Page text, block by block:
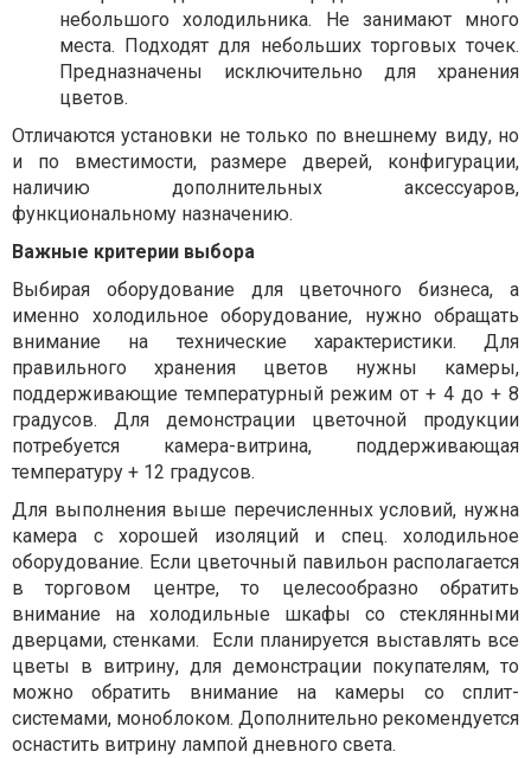
небольшого холодильника. Не занимают много
места. Подходят для небольших торговых точек.
Предназначены исключительно для хранения
цветов.
Отличаются установки не только по внешнему виду, но
и по вместимости, размере дверей, конфигурации,
наличию дополнительных аксессуаров,
функциональному назначению.
Важные критерии выбора
Выбирая оборудование для цветочного бизнеса, а
именно холодильное оборудование, нужно обращать
внимание на технические характеристики. Для
правильного хранения цветов нужны камеры,
поддерживающие температурный режим от + 4 до + 8
градусов. Для демонстрации цветочной продукции
потребуется камера-витрина, поддерживающая
температуру + 12 градусов.
Для выполнения выше перечисленных условий, нужна
камера с хорошей изоляций и спец. холодильное
оборудование. Если цветочный павильон располагается
в торговом центре, то целесообразно обратить
внимание на холодильные шкафы со стеклянными
дверцами, стенками. Если планируется выставлять все
цветы в витрину, для демонстрации покупателям, то
можно обратить внимание на камеры со сплит-
системами, моноблоком. Дополнительно рекомендуется
оснастить витрину лампой дневного света.